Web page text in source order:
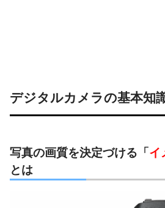
デジタルカメラの基本知
写真の画質を決定づける「 イ
とは